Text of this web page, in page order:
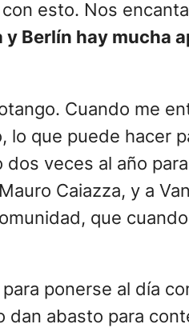
con esto. Nos
y Berlín hay mucha
Cuando me
que puede hacer
dos veces al año
Caiazza, y a
que
ponerse al día
abasto para